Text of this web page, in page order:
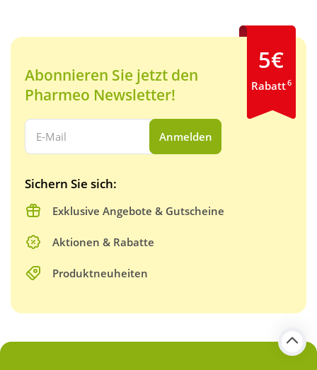
Abonnieren Sie jetzt den
Pharmeo Newsletter!
Ihre E-Mail Adresse:
Anmelden
Sichern Sie sich:
Exklusive Angebote & Gutscheine
Aktionen & Rabatte
Produktneuheiten
5€
Rabatt6